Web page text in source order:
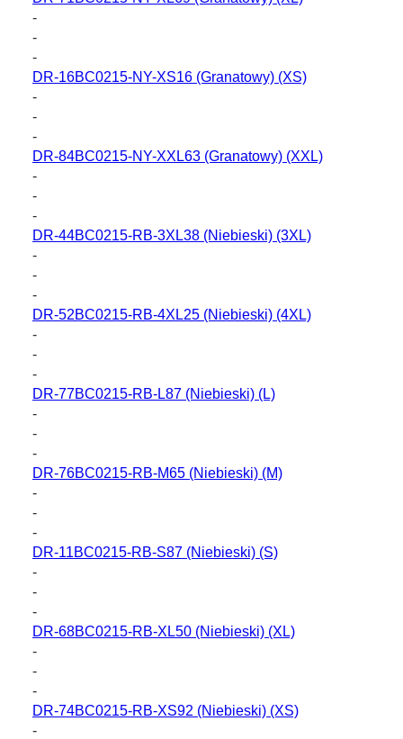
-
-
-
DR-16BC0215-NY-XS16 (Granatowy) (XS)
-
-
-
DR-84BC0215-NY-XXL63 (Granatowy) (XXL)
-
-
-
DR-44BC0215-RB-3XL38 (Niebieski) (3XL)
-
-
-
DR-52BC0215-RB-4XL25 (Niebieski) (4XL)
-
-
-
DR-77BC0215-RB-L87 (Niebieski) (L)
-
-
-
DR-76BC0215-RB-M65 (Niebieski) (M)
-
-
-
DR-11BC0215-RB-S87 (Niebieski) (S)
-
-
-
DR-68BC0215-RB-XL50 (Niebieski) (XL)
-
-
-
DR-74BC0215-RB-XS92 (Niebieski) (XS)
-